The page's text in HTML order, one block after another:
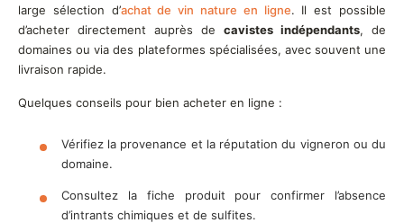
large sélection d’achat de vin nature en ligne. Il est possible
d’acheter directement auprès de cavistes indépendants, de
domaines ou via des plateformes spécialisées, avec souvent une
livraison rapide.
Quelques conseils pour bien acheter en ligne :
Vérifiez la provenance et la réputation du vigneron ou du
domaine.
Consultez la fiche produit pour confirmer l’absence
d’intrants chimiques et de sulfites.